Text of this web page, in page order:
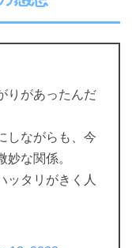
りがあったんだ
しながらも、今
な関係。
ッタリがきく人